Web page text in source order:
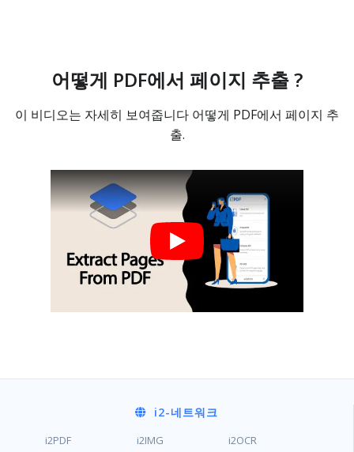
어떻게 PDF에서 페이지 추출 ?
이 비디오는 자세히 보여줍니다 어떻게 PDF에서 페이지 추
출.
i2-네트워크
i2PDF i2IMG i2OCR